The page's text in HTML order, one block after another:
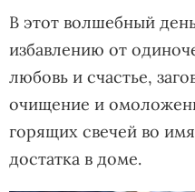
В этот волшебный
избавлению от
любовь и счастье,
очищение и
горящих свечей во
достатка в доме.